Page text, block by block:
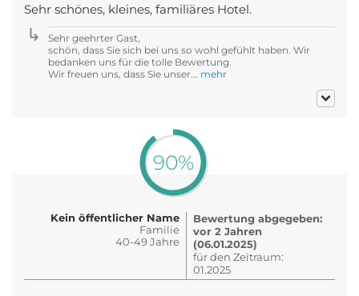
Sehr schönes, kleines, familiäres Hotel.
Sehr geehrter Gast,
schön, dass Sie sich bei uns so wohl gefühlt haben. Wir
bedanken uns für die tolle Bewertung.
Wir freuen uns, dass Sie unser... mehr
90%
Kein öffentlicher Name
Familie
40-49 Jahre
Bewertung abgegeben:
vor 2 Jahren
(06.01.2025)
für den Zeitraum:
01.2025